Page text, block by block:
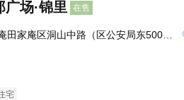
广场·锦里 在售
田家庵区洞山中路（区公安局东500
宅